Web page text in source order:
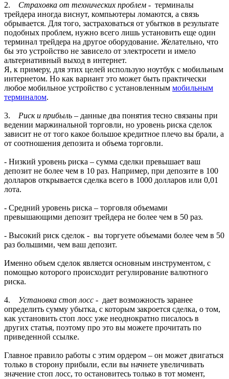
2. Страховка от технических проблем - терминалы
трейдера иногда виснут, компьютеры ломаются, а связь
обрывается. Для того, застраховаться от убытков в результате
подобных проблем, нужно всего лишь установить еще один
терминал трейдера на другое оборудование. Желательно, что
бы это устройство не зависело от электросети и имело
альтернативный выход в интернет.
Я, к примеру, для этих целей использую ноутбук с мобильным
интернетом. Но как вариант это может быть практически
любое мобильное устройство с установленным мобильным
терминалом.
3. Риск и прибыль – данные два понятия тесно связаны при
ведении маржинальной торговли, но уровень риска сделок
зависит не от того какое большое кредитное плечо вы брали, а
от соотношения депозита и объема торговли.
- Низкий уровень риска – сумма сделки превышает ваш
депозит не более чем в 10 раз. Например, при депозите в 100
долларов открывается сделка всего в 1000 долларов или 0,01
лота.
- Средний уровень риска – торговля объемами
превышающими депозит трейдера не более чем в 50 раз.
- Высокий риск сделок - вы торгуете объемами более чем в 50
раз большими, чем ваш депозит.
Именно объем сделок является основным инструментом, с
помощью которого происходит регулирование валютного
риска.
4. Установка стоп лосс - дает возможность заранее
определить сумму убытка, с которым закроется сделка, о том,
как установить стоп лосс уже неоднократно писалось в
других статья, поэтому про это вы можете прочитать по
приведенной ссылке.
Главное правило работы с этим ордером – он может двигаться
только в сторону прибыли, если вы начнете увеличивать
значение стоп лосс, то остановитесь только в тот момент,